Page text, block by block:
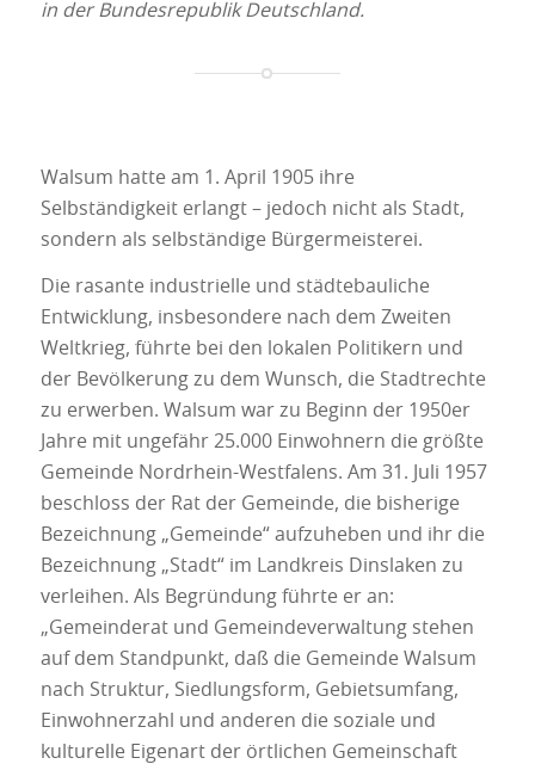
in der Bundesrepublik Deutschland.
Walsum hatte am 1. April 1905 ihre
Selbständigkeit erlangt – jedoch nicht als Stadt,
sondern als selbständige Bürgermeisterei.
Die rasante industrielle und städtebauliche
Entwicklung, insbesondere nach dem Zweiten
Weltkrieg, führte bei den lokalen Politikern und
der Bevölkerung zu dem Wunsch, die Stadtrechte
zu erwerben. Walsum war zu Beginn der 1950er
Jahre mit ungefähr 25.000 Einwohnern die größte
Gemeinde Nordrhein-Westfalens. Am 31. Juli 1957
beschloss der Rat der Gemeinde, die bisherige
Bezeichnung „Gemeinde“ aufzuheben und ihr die
Bezeichnung „Stadt“ im Landkreis Dinslaken zu
verleihen. Als Begründung führte er an:
„Gemeinderat und Gemeindeverwaltung stehen
auf dem Standpunkt, daß die Gemeinde Walsum
nach Struktur, Siedlungsform, Gebietsumfang,
Einwohnerzahl und anderen die soziale und
kulturelle Eigenart der örtlichen Gemeinschaft